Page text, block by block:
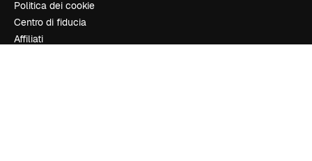
Politica dei cookie
Centro di fiducia
Affiliati